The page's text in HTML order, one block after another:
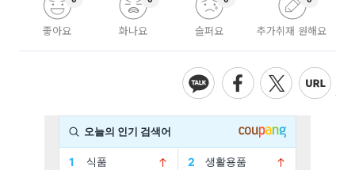
좋아요 화나요 슬퍼요 추가취재 원해요